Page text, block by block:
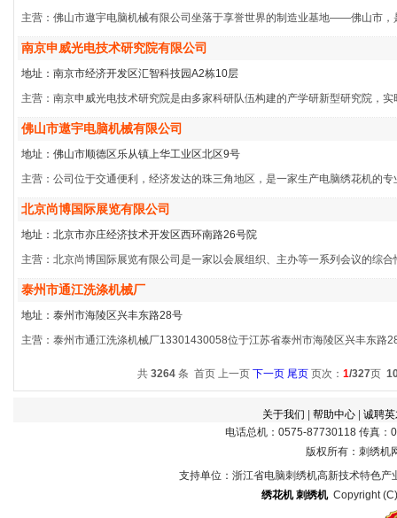
主营：佛山市遨宇电脑机械有限公司坐落于享誉世界的制造业基地——佛山市
南京申威光电技术研究院有限公司
地址：南京市经济开发区汇智科技园A2栋10层
主营：南京申威光电技术研究院是由多家科研队伍构建的产学研新型研究院，
佛山市遨宇电脑机械有限公司
地址：佛山市顺德区乐从镇上华工业区北区9号
主营：公司位于交通便利，经济发达的珠三角地区，是一家生产电脑绣花机的
北京尚博国际展览有限公司
地址：北京市亦庄经济技术开发区西环南路26号院
主营：北京尚博国际展览有限公司是一家以会展组织、主办等一系列会议的综合
泰州市通江洗涤机械厂
地址：泰州市海陵区兴丰东路28号
主营：泰州市通江洗涤机械厂13301430058位于江苏省泰州市海陵区兴丰东路
共 3264 条 首页 上一页 下一页 尾页 页次： 1/327页
关于我们 帮助中心
诚聘
电话总机：0575-87730118 传真
版权所有：刺绣机
支持单位：浙江省电脑刺绣机高新技术特色
绣花机 刺绣机Copyright